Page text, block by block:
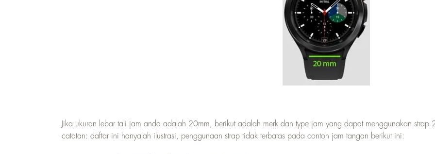
Jika ukuran lebar tali jam anda adalah 20mm, berikut adalah merk dan type jam yang dapat menggunakan strap
catatan: daftar ini hanyalah ilustrasi, penggunaan strap tidak terbatas pada contoh jam tangan berikut ini: